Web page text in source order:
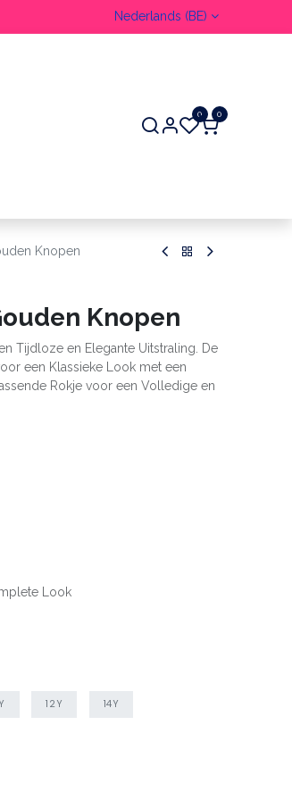
Nederlands (BE)
0 0
Knopen
Knopen
Tijdloze en Elegante Uitstraling. De
een Klassieke Look met een
Rokje voor een Volledige en
Look
12Y 14Y